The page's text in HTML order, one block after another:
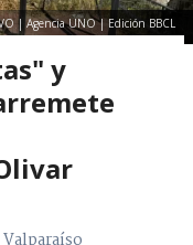
| Agencia UNO | Edición BBCL
y